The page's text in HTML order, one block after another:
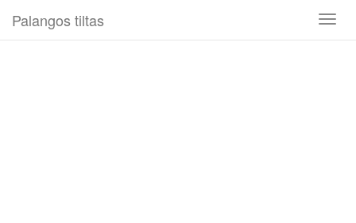
Toggle
Palangos tiltas